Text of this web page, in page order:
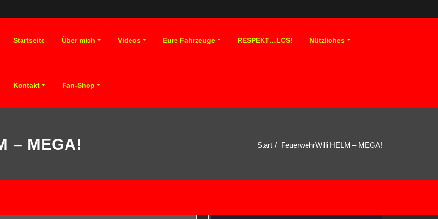
Startseite Über mich Videos Eure Fahrzeuge RESPEKT…LOS! Nützliches
Kontakt Fan-Shop
– MEGA! Start FeuerwehrWilli HELM – MEGA!